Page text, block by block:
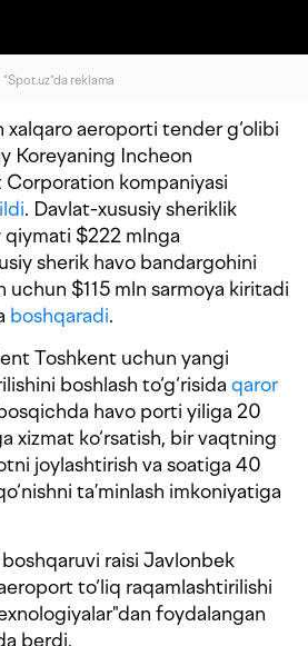
"Spot.uz"da reklama
aeroporti tender g‘olibi
Koreyaning Incheon
kompaniyasi
. Davlat-xususiy sheriklik
$222 mlnga
sherik havo bandargohini
uchun $115 mln sarmoya kiritadi
boshqaradi.
Toshkent uchun yangi
boshlash to‘g‘risida qaror
havo porti yiliga 20
xizmat ko‘rsatish, bir vaqtning
joylashtirish va soatiga 40
ta’minlash imkoniyatiga
raisi Javlonbek
to‘liq raqamlashtirilishi
foydalangan
berdi.